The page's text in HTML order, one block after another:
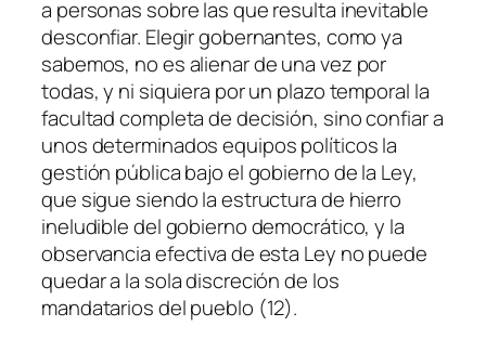
a personas sobre las que resulta inevitable
desconfiar. Elegir gobernantes, como ya
sabemos, no es alienar de una vez por
todas, y ni siquiera por un plazo temporal la
facultad completa de decisión, sino confiar a
unos determinados equipos políticos la
gestión pública bajo el gobierno de la Ley,
que sigue siendo la estructura de hierro
ineludible del gobierno democrático, y la
observancia efectiva de esta Ley no puede
quedar a la sola discreción de los
mandatarios del pueblo (12).